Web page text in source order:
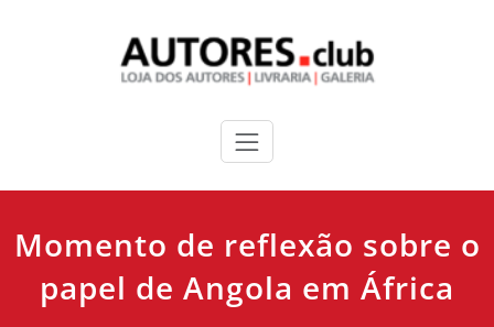
Momento de reflexão sobre o
papel de Angola em África